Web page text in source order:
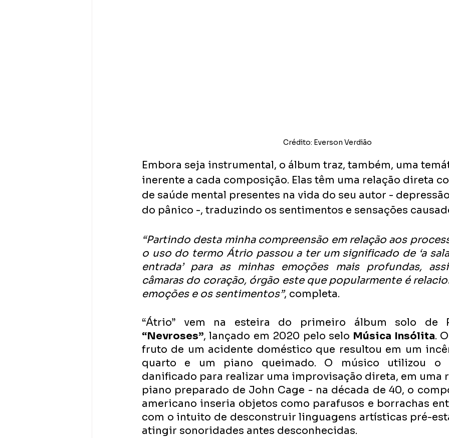
Crédito: Everson Verdião
Embora seja instrumental, o álbum traz, também, uma
inerente a cada composição. Elas têm uma relação direta
de saúde mental presentes na vida do seu autor -
do pânico -, traduzindo os sentimentos e sensações
“Partindo desta minha compreensão em relação aos
o uso do termo Átrio passou a ter um significado de ‘a sala
entrada’ para as minhas emoções mais profundas,
câmaras do coração, órgão este que popularmente é
emoções e os sentimentos”, completa.
“Nevroses”, lançado em 2020 pelo selo Música Insólita.
fruto de um acidente doméstico que resultou em um
quarto e um piano queimado. O músico utilizou o
danificado para realizar uma improvisação direta, em uma
piano preparado de John Cage - na década de 40, o
americano inseria objetos como parafusos e borrachas
com o intuito de desconstruir linguagens artísticas pré-
atingir sonoridades antes desconhecidas.